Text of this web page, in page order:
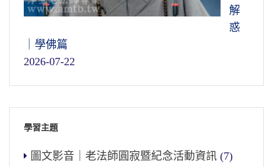
解
惑
｜學佛篇
2026-07-22
學習主題
圖文影音｜老法師圓寂暨紀念活動資訊 (7)